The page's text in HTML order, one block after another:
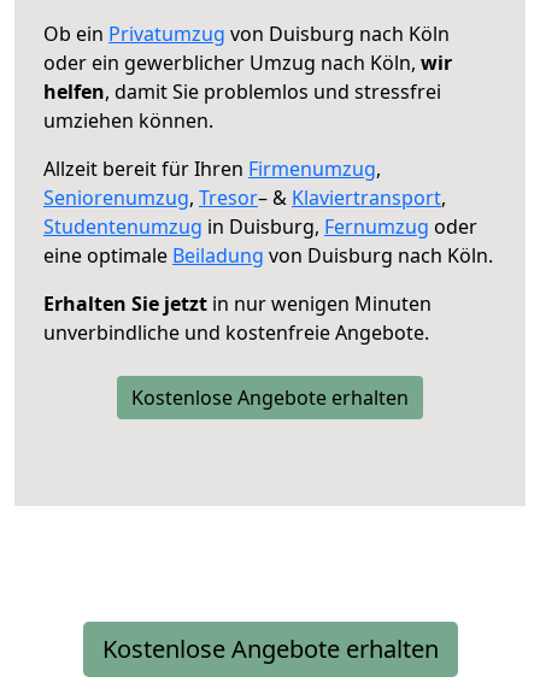
Ob ein Privatumzug von Duisburg nach Köln
oder ein gewerblicher Umzug nach Köln, wir
helfen, damit Sie problemlos und stressfrei
umziehen können.
Allzeit bereit für Ihren Firmenumzug,
Seniorenumzug, Tresor– & Klaviertransport,
Studentenumzug in Duisburg, Fernumzug oder
eine optimale Beiladung von Duisburg nach Köln.
Erhalten Sie jetzt in nur wenigen Minuten
unverbindliche und kostenfreie Angebote.
Kostenlose Angebote erhalten
Kostenlose Angebote erhalten